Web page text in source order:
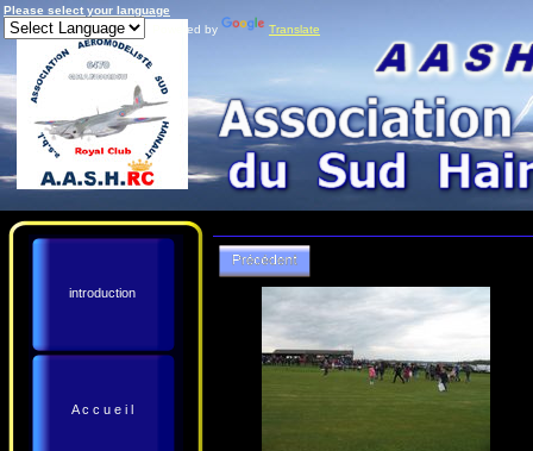
Please select your language
Powered by
Translate
introduction
A c c u e i l